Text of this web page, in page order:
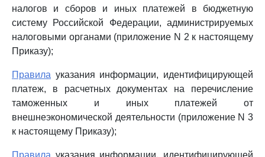
налогов и сборов и иных платежей в бюджетную
систему Российской Федерации, администрируемых
налоговыми органами (приложение N 2 к настоящему
Приказу);
Правила указания информации, идентифицирующей
платеж, в расчетных документах на перечисление
таможенных и иных платежей от
внешнеэкономической деятельности (приложение N 3
к настоящему Приказу);
Правила указания информации, идентифицирующей